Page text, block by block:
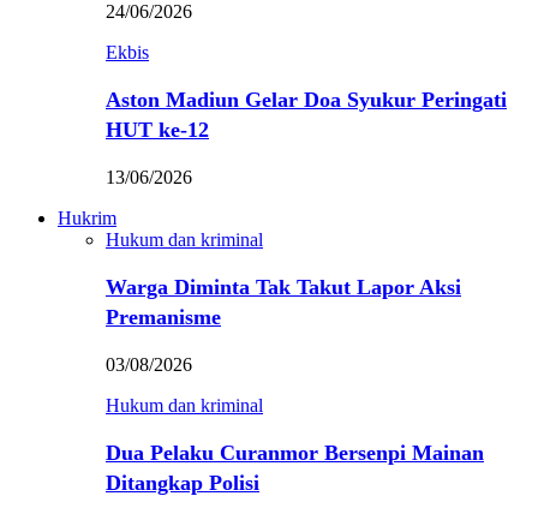
24/06/2026
Ekbis
Aston Madiun Gelar Doa Syukur Peringati
HUT ke-12
13/06/2026
Hukrim
Hukum dan kriminal
Warga Diminta Tak Takut Lapor Aksi
Premanisme
03/08/2026
Hukum dan kriminal
Dua Pelaku Curanmor Bersenpi Mainan
Ditangkap Polisi